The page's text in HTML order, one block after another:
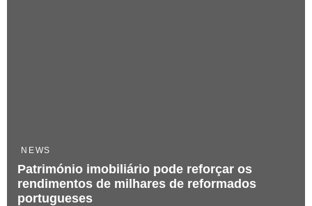
NEWS
Património imobiliário pode reforçar os
rendimentos de milhares de reformados
portugueses